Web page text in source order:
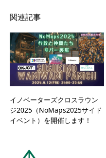
関連記事
イノベーターズクロスラウン
ジ2025（NoMaps2025サイド
イベント）を開催します！